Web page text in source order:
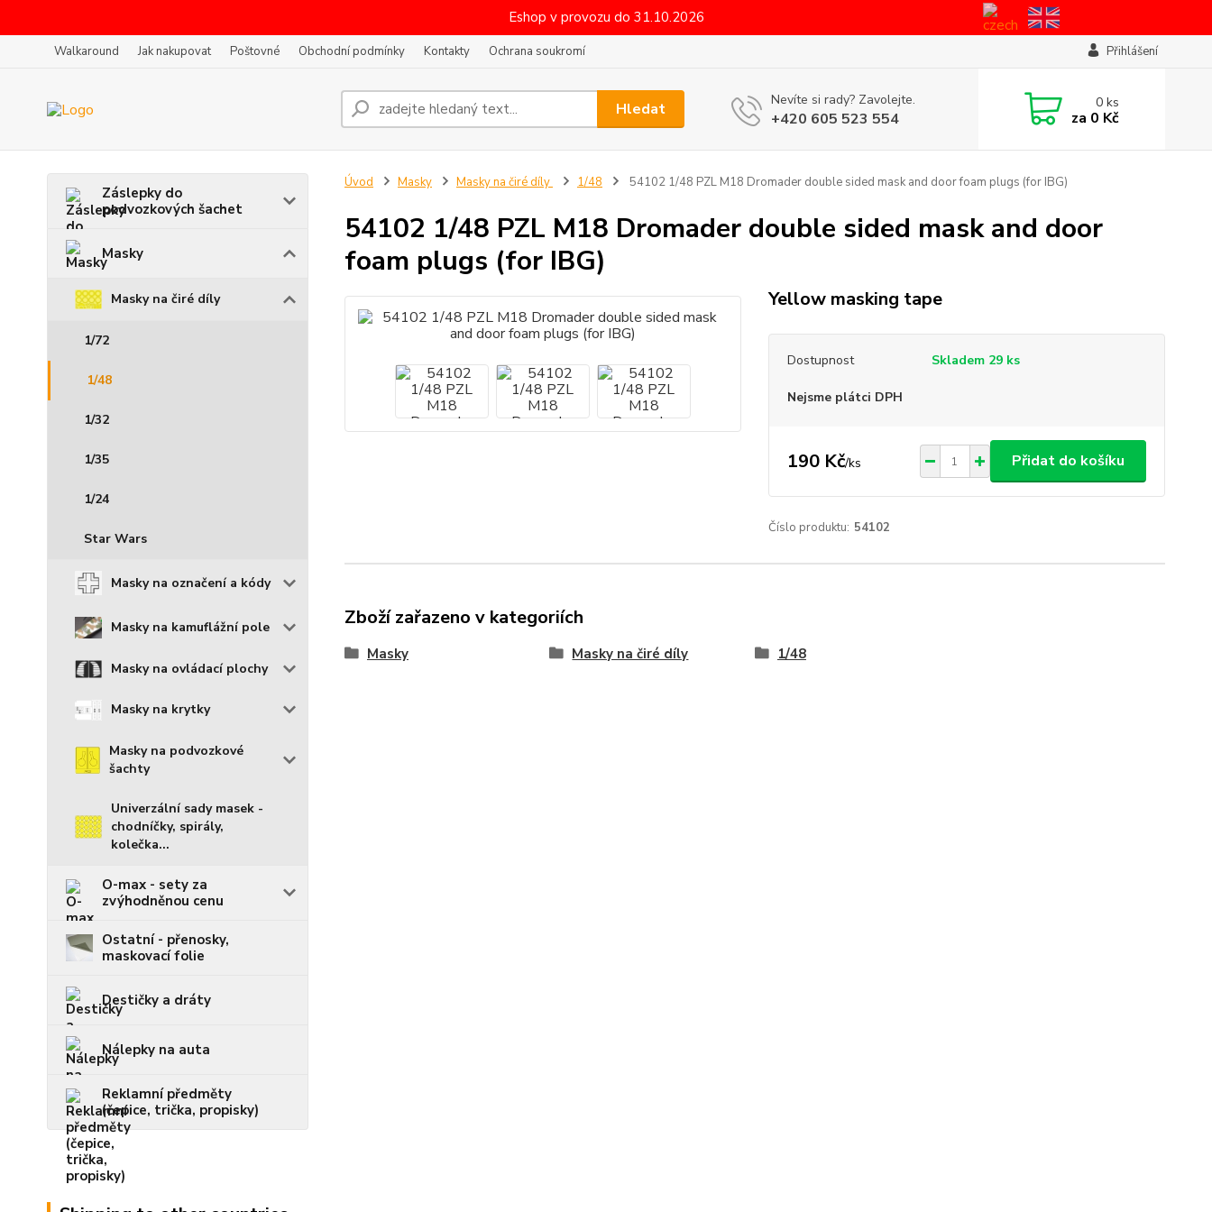
Eshop v provozu do 31.10.2026
Walkaround Jak nakupovat Poštovné Obchodní podmínky Kontakty Ochrana soukromí Přihlášení
Hledat Nevíte si rady? Zavolejte.
+420 605 523 554
0ks
za 0 Kč
Záslepky do
podvozkových šachet
Masky
Masky na čiré díly
1/72
1/48
1/32
1/35
1/24
Star Wars
Masky na označení a kódy
Masky na kamuflážní pole
Masky na ovládací plochy
Masky na krytky
Masky na podvozkové
šachty
Univerzální sady masek -
chodníčky, spirály,
kolečka...
O-max - sety za
zvýhodněnou cenu
Ostatní - přenosky,
maskovací folie
Destičky a dráty
Nálepky na auta
Reklamní předměty
(čepice, trička, propisky)
Úvod Masky Masky na čiré díly 1/48 54102 1/48 PZL M18 Dromader double sided mask and door foam plugs (for IBG)
54102 1/48 PZL M18 Dromader double sided mask and door
foam plugs (for IBG)
Yellow masking tape
Dostupnost Skladem 29 ks
Nejsme plátci DPH
190 Kč/ks Přidat do košíku
Číslo produktu: 54102
Zboží zařazeno v kategoriích
Masky Masky na čiré díly 1/48